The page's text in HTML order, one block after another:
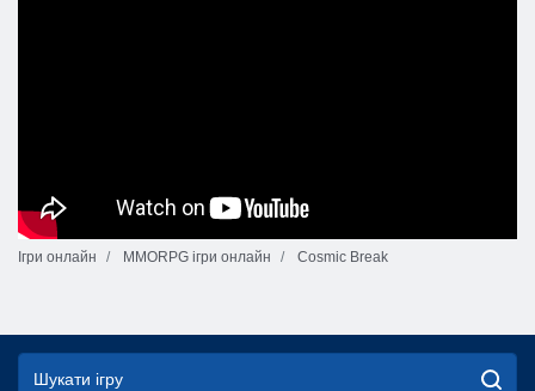
Ігри онлайн MMORPG ігри онлайн Cosmic Break